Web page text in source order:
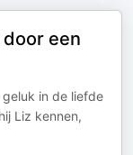
een
in de liefde
Liz kennen,